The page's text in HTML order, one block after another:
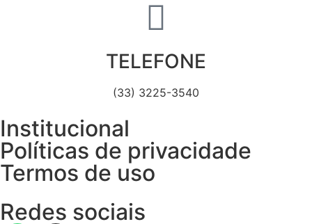
TELEFONE
(33) 3225-3540
Institucional
Políticas de privacidade
Termos de uso
Redes sociais